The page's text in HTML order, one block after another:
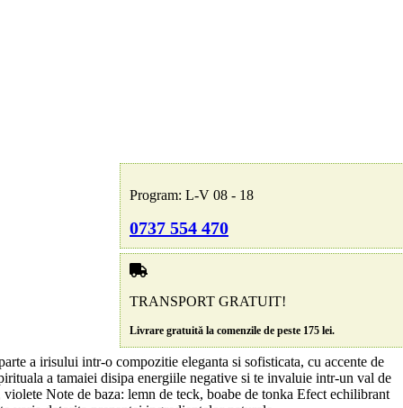
Program: L-V 08 - 18
0737 554 470
TRANSPORT GRATUIT!
Livrare gratuită la comenzile de peste 175 lei.
a irisului intr-o compozitie eleganta si sofisticata, cu accente de
a tamaiei disipa energiile negative si te invaluie intr-un val de
Note de baza: lemn de teck, boabe de tonka Efect echilibrant